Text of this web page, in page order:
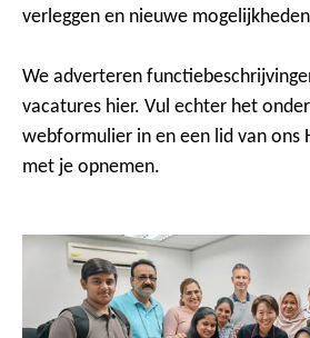
verleggen en nieuwe
We adverteren
vacatures hier. Vul echter het
webformulier in en een lid van ons
met je opnemen.